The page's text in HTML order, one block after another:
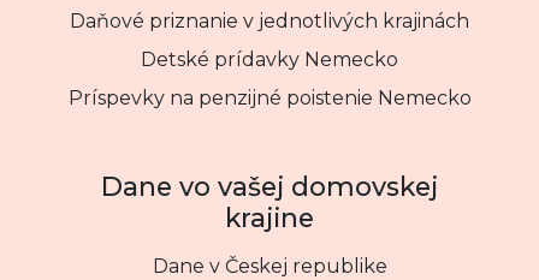
Daňové priznanie v jednotlivých krajinách
Detské prídavky Nemecko
Príspevky na penzijné poistenie Nemecko
Dane vo vašej domovskej
krajine
Dane v Českej republike